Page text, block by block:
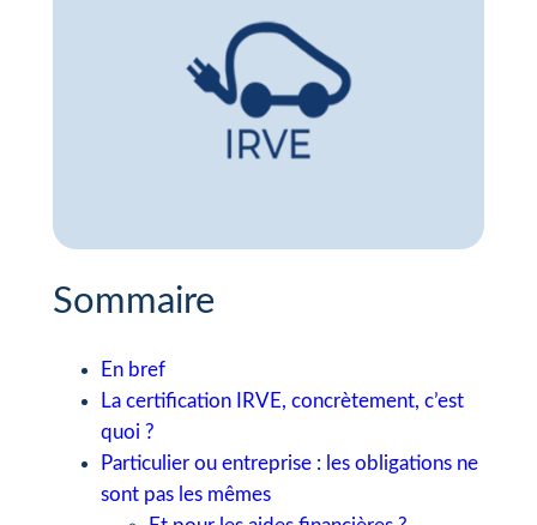
Sommaire
En bref
La certification IRVE, concrètement, c’est
quoi ?
Particulier ou entreprise : les obligations ne
sont pas les mêmes